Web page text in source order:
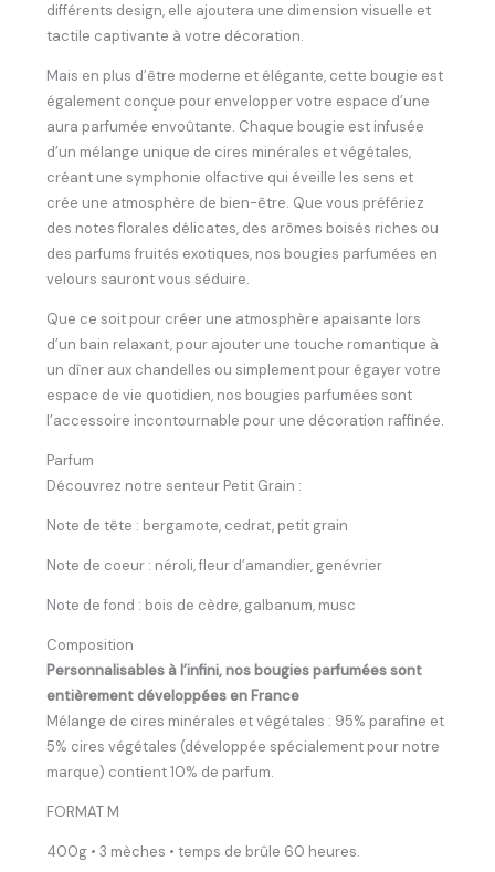
différents design, elle ajoutera une dimension visuelle et
tactile captivante à votre décoration.
Mais en plus d’être moderne et élégante, cette bougie est
également conçue pour envelopper votre espace d’une
aura parfumée envoûtante. Chaque bougie est infusée
d’un mélange unique de cires minérales et végétales,
créant une symphonie olfactive qui éveille les sens et
crée une atmosphère de bien-être. Que vous préfériez
des notes florales délicates, des arômes boisés riches ou
des parfums fruités exotiques, nos bougies parfumées en
velours sauront vous séduire.
Que ce soit pour créer une atmosphère apaisante lors
d’un bain relaxant, pour ajouter une touche romantique à
un dîner aux chandelles ou simplement pour égayer votre
espace de vie quotidien, nos bougies parfumées sont
l’accessoire incontournable pour une décoration raffinée.
Parfum
Découvrez notre senteur Petit Grain :
Note de tête : bergamote, cedrat, petit grain
Note de coeur : néroli, fleur d’amandier, genévrier
Note de fond : bois de cèdre, galbanum, musc
Composition
Personnalisables à l’infini, nos bougies parfumées sont
entièrement développées en France
Mélange de cires minérales et végétales : 95% parafine et
5% cires végétales (développée spécialement pour notre
marque) contient 10% de parfum.
FORMAT M
400g • 3 mèches • temps de brûle 60 heures.